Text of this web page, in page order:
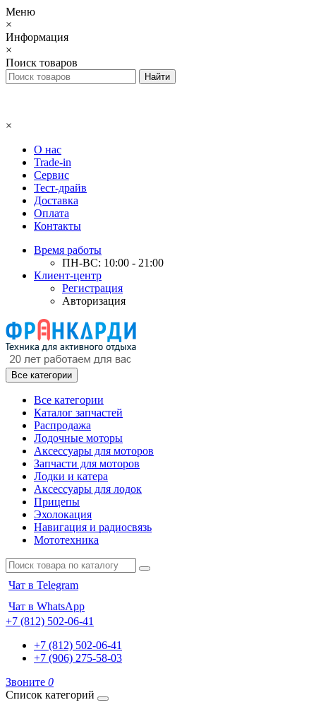
Меню
×
Информация
×
Поиск товаров
×
О нас
Trade-in
Сервис
Тест-драйв
Доставка
Оплата
Контакты
Время работы
ПН-ВС: 10:00 - 21:00
Клиент-центр
Регистрация
Авторизация
Все категории
Все категории
Каталог запчастей
Распродажа
Лодочные моторы
Аксессуары для моторов
Запчасти для моторов
Лодки и катера
Аксессуары для лодок
Прицепы
Эхолокация
Навигация и радиосвязь
Мототехника
Чат в Telegram
Чат в WhatsApp
+7 (812) 502-06-41
+7 (812) 502-06-41
+7 (906) 275-58-03
Звоните 0
Список категорий